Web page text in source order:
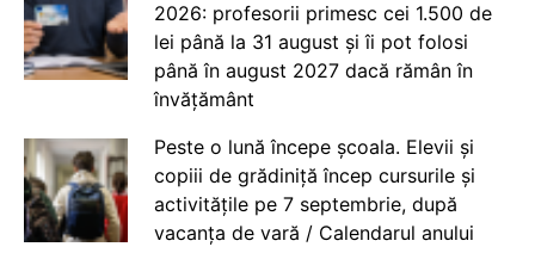
2026: profesorii primesc cei 1.500 de
lei până la 31 august și îi pot folosi
până în august 2027 dacă rămân în
învățământ
Peste o lună începe școala. Elevii și
copiii de grădiniță încep cursurile și
activitățile pe 7 septembrie, după
vacanța de vară / Calendarul anului